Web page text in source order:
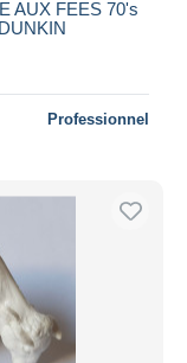
AUX FEES 70's
Professionnel